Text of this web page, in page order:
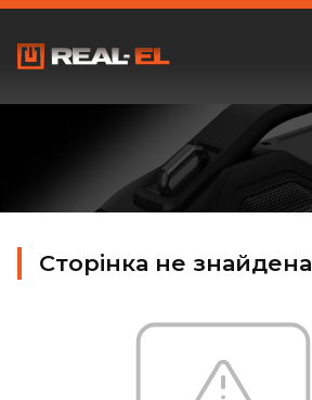
Сторінка не знайдена